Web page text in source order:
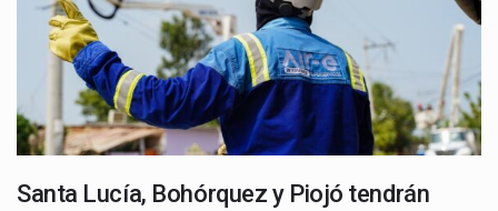
Santa Lucía, Bohórquez y Piojó tendrán